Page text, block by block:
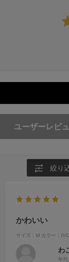
ユーザーレビ
絞り
かわいい
サイズ：M カラー：
わ
年代: